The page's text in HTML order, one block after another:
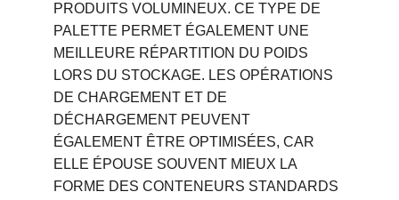
PRODUITS VOLUMINEUX. CE TYPE DE
PALETTE PERMET ÉGALEMENT UNE
MEILLEURE RÉPARTITION DU POIDS
LORS DU STOCKAGE. LES OPÉRATIONS
DE CHARGEMENT ET DE
DÉCHARGEMENT PEUVENT
ÉGALEMENT ÊTRE OPTIMISÉES, CAR
ELLE ÉPOUSE SOUVENT MIEUX LA
FORME DES CONTENEURS STANDARDS